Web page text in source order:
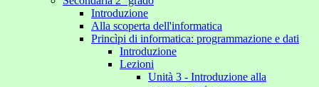
Introduzione
Alla scoperta dell'informatica
Princìpi di informatica: programmazione e dati
Introduzione
Lezioni
Unità 3 - Introduzione alla